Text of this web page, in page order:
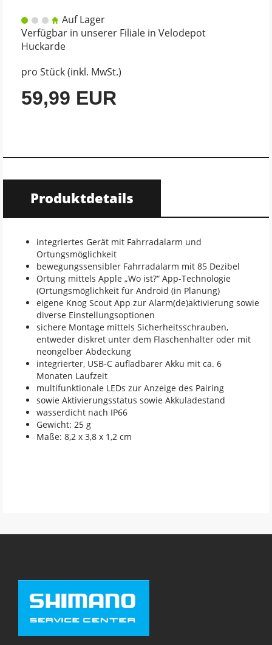
Auf Lager
Verfügbar in unserer Filiale in Velodepot
Huckarde
pro Stück (inkl. MwSt.)
59,99 EUR
Produktdetails
integriertes Gerät mit Fahrradalarm und
Ortungsmöglichkeit
bewegungssensibler Fahrradalarm mit 85 Dezibel
Ortung mittels Apple „Wo ist?“ App-Technologie
(Ortungsmöglichkeit für Android (in Planung)
eigene Knog Scout App zur Alarm(de)aktivierung sowie
diverse Einstellungsoptionen
sichere Montage mittels Sicherheitsschrauben,
entweder diskret unter dem Flaschenhalter oder mit
neongelber Abdeckung
integrierter, USB-C aufladbarer Akku mit ca. 6
Monaten Laufzeit
multifunktionale LEDs zur Anzeige des Pairing
sowie Aktivierungsstatus sowie Akkuladestand
wasserdicht nach IP66
Gewicht: 25 g
Maße: 8,2 x 3,8 x 1,2 cm